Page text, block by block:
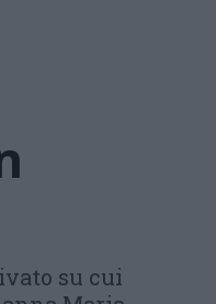
su cui